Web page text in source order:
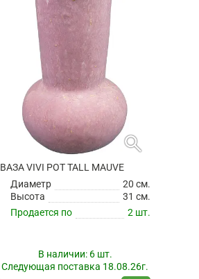
search
ВАЗА VIVI POT TALL MAUVE
Диаметр
20 см.
Высота
31 см.
Продается по
2 шт.
В наличии: 6 шт.
Следующая поставка 18.08.26г.